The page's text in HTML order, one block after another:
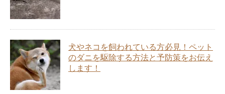
犬やネコを飼われている方必見！ペット
のダニを駆除する方法と予防策をお伝え
します！